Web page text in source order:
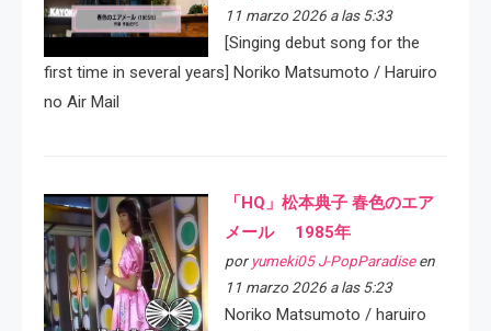
11 marzo 2026 a las 5:33
[Singing debut song for the
first time in several years] Noriko Matsumoto / Haruiro
no Air Mail
「HQ」松本典子 春色のエア
メール 1985年
por yumeki05 J-PopParadiseen
11 marzo 2026 a las 5:23
Noriko Matsumoto / haruiro